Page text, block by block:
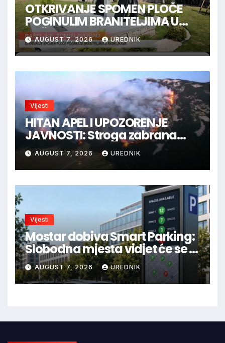
OTKRIVANJE SPOMEN PLOČE
POGINULIM BRANITELJIMA U
RAŠELJKAMA
AUGUST 7, 2026 UREDNIK
Vijesti
HITAN APEL I UPOZORENJE
JAVNOSTI: Stroga zabrana
loženja vatre u Parku prirode
Blidinje!
AUGUST 7, 2026 UREDNIK
Vijesti
Mostar dobiva Smart Parking:
Slobodna mjesta vidjet će se u
aplikaciji
AUGUST 7, 2026 UREDNIK